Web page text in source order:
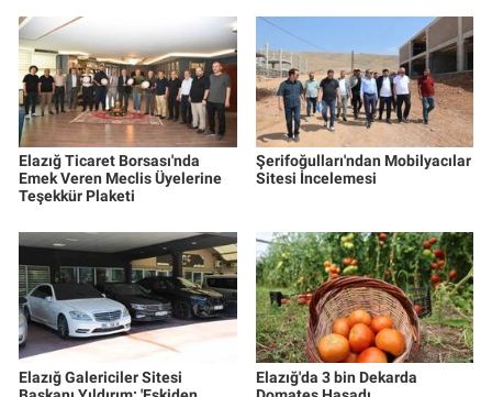
Elazığ Ticaret Borsası'nda
Emek Veren Meclis Üyelerine
Teşekkür Plaketi
Şerifoğulları'ndan Mobilyacılar
Sitesi İncelemesi
Elazığ Galericiler Sitesi
Elazığ'da 3 bin Dekarda